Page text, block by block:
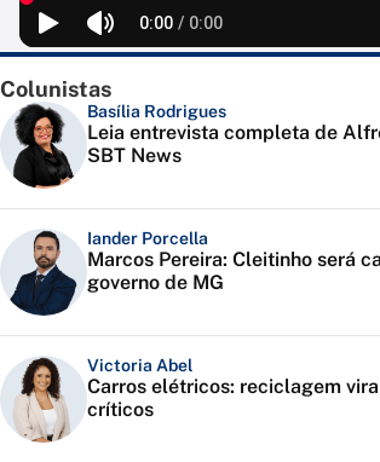
Colunistas
Basília Rodrigues
Leia entrevista completa de
SBT News
Iander Porcella
Marcos Pereira: Cleitinho será
governo de MG
Victoria Abel
Carros elétricos: reciclagem
críticos